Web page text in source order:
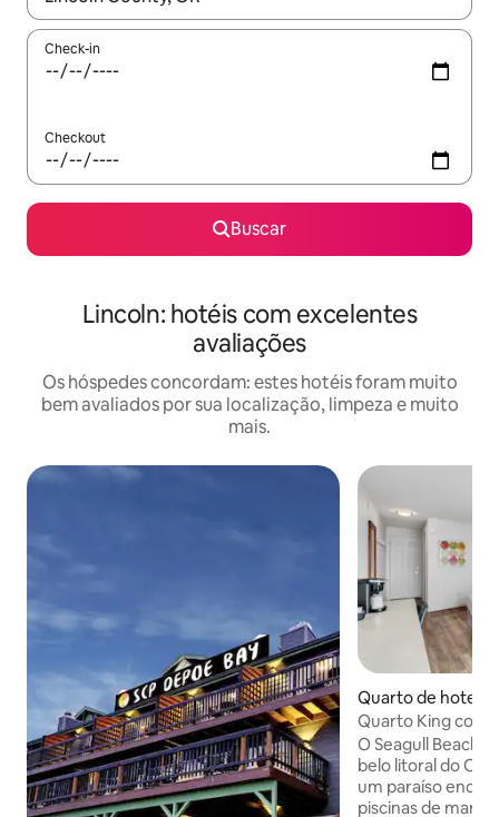
Check-in
Checkout
Buscar
Lincoln: hotéis com excelentes
avaliações
Os hóspedes concordam: estes hotéis foram muito
bem avaliados por sua localização, limpeza e muito
mais.
Quarto de hotel ⋅
y
Quarto King com
O Seagull
belo litoral do
um paraíso
piscinas de maré